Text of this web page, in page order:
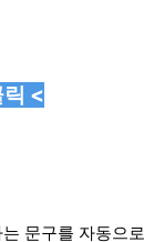
<
문구를 자동으로